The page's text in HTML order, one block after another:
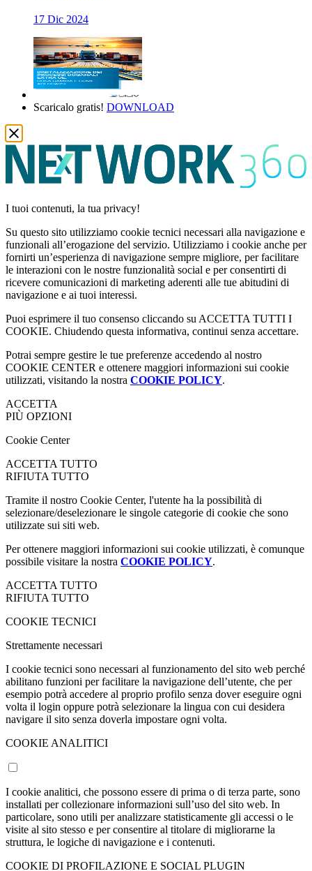
17 Dic 2024
Scaricalo gratis! DOWNLOAD
I tuoi contenuti, la tua privacy!
Su questo sito utilizziamo cookie tecnici necessari alla navigazione e
funzionali all’erogazione del servizio. Utilizziamo i cookie anche per
fornirti un’esperienza di navigazione sempre migliore, per facilitare
le interazioni con le nostre funzionalità social e per consentirti di
ricevere comunicazioni di marketing aderenti alle tue abitudini di
navigazione e ai tuoi interessi.
Puoi esprimere il tuo consenso cliccando su ACCETTA TUTTI I
COOKIE. Chiudendo questa informativa, continui senza accettare.
Potrai sempre gestire le tue preferenze accedendo al nostro
COOKIE CENTER e ottenere maggiori informazioni sui cookie
utilizzati, visitando la nostra COOKIE POLICY.
ACCETTA
PIÙ OPZIONI
Cookie Center
ACCETTA TUTTO
RIFIUTA TUTTO
Tramite il nostro Cookie Center, l'utente ha la possibilità di
selezionare/deselezionare le singole categorie di cookie che sono
utilizzate sui siti web.
Per ottenere maggiori informazioni sui cookie utilizzati, è comunque
possibile visitare la nostra COOKIE POLICY.
ACCETTA TUTTO
RIFIUTA TUTTO
COOKIE TECNICI
Strettamente necessari
I cookie tecnici sono necessari al funzionamento del sito web perché
abilitano funzioni per facilitare la navigazione dell’utente, che per
esempio potrà accedere al proprio profilo senza dover eseguire ogni
volta il login oppure potrà selezionare la lingua con cui desidera
navigare il sito senza doverla impostare ogni volta.
COOKIE ANALITICI
I cookie analitici, che possono essere di prima o di terza parte, sono
installati per collezionare informazioni sull’uso del sito web. In
particolare, sono utili per analizzare statisticamente gli accessi o le
visite al sito stesso e per consentire al titolare di migliorarne la
struttura, le logiche di navigazione e i contenuti.
COOKIE DI PROFILAZIONE E SOCIAL PLUGIN